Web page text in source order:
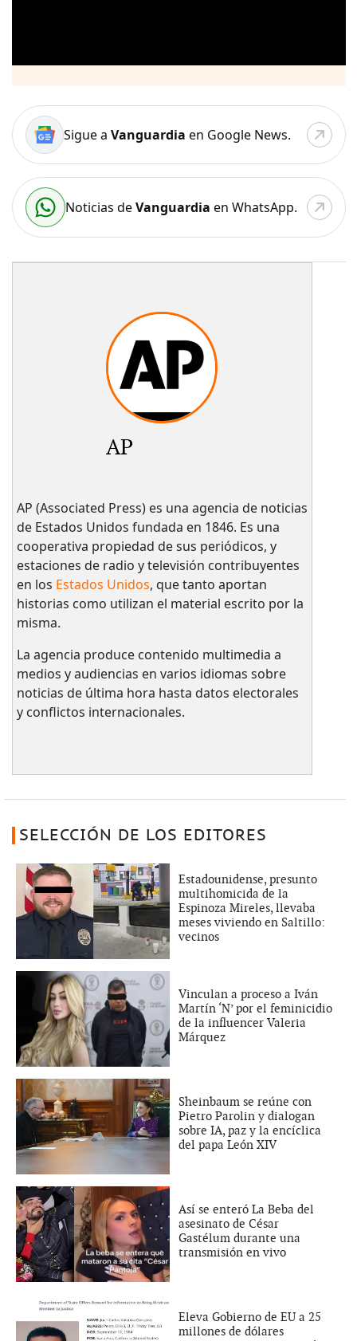
Sigue a Vanguardia en Google News.
Noticias deVanguardia en WhatsApp.
AP
AP (Associated Press) es una agencia de noticias
de Estados Unidos fundada en 1846. Es una
cooperativa propiedad de sus periódicos, y
estaciones de radio y televisión contribuyentes
en los Estados Unidos, que tanto aportan
historias como utilizan el material escrito por la
misma.
La agencia produce contenido multimedia a
medios y audiencias en varios idiomas sobre
noticias de última hora hasta datos electorales
y conflictos internacionales.
SELECCIÓN DE LOS EDITORES
Estadounidense, presunto
multihomicida de la
Espinoza Mireles, llevaba
meses viviendo en Saltillo:
vecinos
Vinculan a proceso a Iván
Martín ‘N’ por el feminicidio
de la influencer Valeria
Márquez
Sheinbaum se reúne con
Pietro Parolin y dialogan
sobre IA, paz y la encíclica
del papa León XIV
Así se enteró La Beba del
asesinato de César
Gastélum durante una
transmisión en vivo
Eleva Gobierno de EU a 25
millones de dólares